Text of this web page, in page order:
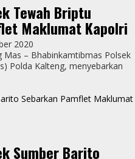
Tewah Briptu
Maklumat Kapolri
2020
Mas – Bhabinkamtibmas Polsek
Polda Kalteng, menyebarkan
Sebarkan Pamflet Maklumat
Sumber Barito